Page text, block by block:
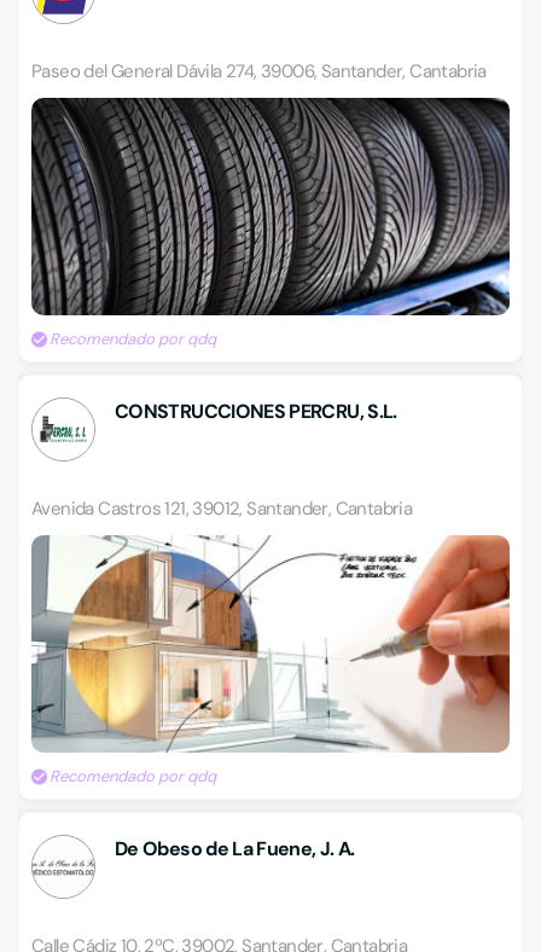
Paseo del General Dávila 274, 39006, Santander, Cantabria
Recomendado por qdq
CONSTRUCCIONES PERCRU, S.L.
Avenida Castros 121, 39012, Santander, Cantabria
Recomendado por qdq
De Obeso de La Fuene, J. A.
Calle Cádiz 10, 2ºC, 39002, Santander, Cantabria